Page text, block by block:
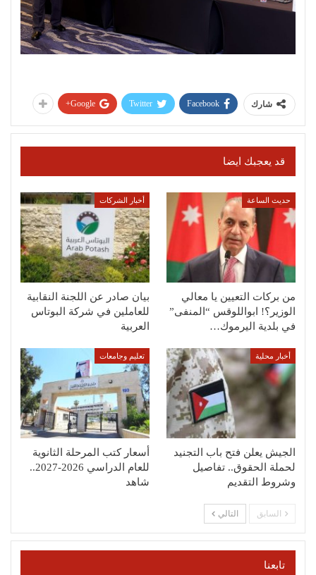
شارك Facebook
Twitter
Google+
قد يعجبك ايضا
حديث الساعة
من بركات التعيين يا معالي
الوزير؟! ابواللوقس “المنفى”
في بلدية اليرموك…
أخبار الشركات
بيان صادر عن اللجنة النقابية
للعاملين في شركة البوتاس
العربية
أخبار محلية
الجيش يعلن فتح باب التجنيد
لحملة الحقوق.. تفاصيل
وشروط التقديم
تعليم وجامعات
أسعار كتب المرحلة الثانوية
للعام الدراسي 2026-2027..
شاهد
السابق التالي
تابعنا